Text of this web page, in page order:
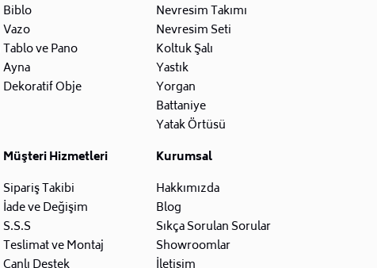
Biblo
Vazo
Tablo ve Pano
Ayna
Dekoratif Obje
Nevresim Takımı
Nevresim Seti
Koltuk Şalı
Yastık
Yorgan
Battaniye
Yatak Örtüsü
Müşteri Hizmetleri
Sipariş Takibi
İade ve Değişim
S.S.S
Teslimat ve Montaj
Kurumsal
Hakkımızda
Blog
Sıkça Sorulan Sorular
Showroomlar